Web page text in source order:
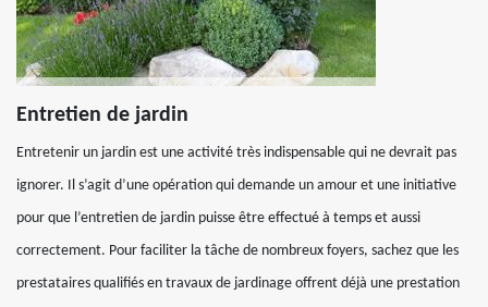
Entretien de jardin
Entretenir un jardin est une activité très indispensable qui ne devrait pas
ignorer. Il s’agit d’une opération qui demande un amour et une initiative
pour que l’entretien de jardin puisse être effectué à temps et aussi
correctement. Pour faciliter la tâche de nombreux foyers, sachez que les
prestataires qualifiés en travaux de jardinage offrent déjà une prestation